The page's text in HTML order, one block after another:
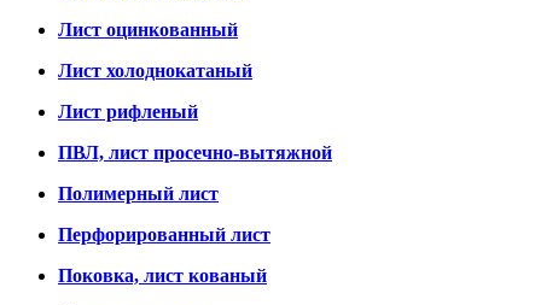
Лист оцинкованный
Лист холоднокатаный
Лист рифленый
ПВЛ, лист просечно-вытяжной
Полимерный лист
Перфорированный лист
Поковка, лист кованый